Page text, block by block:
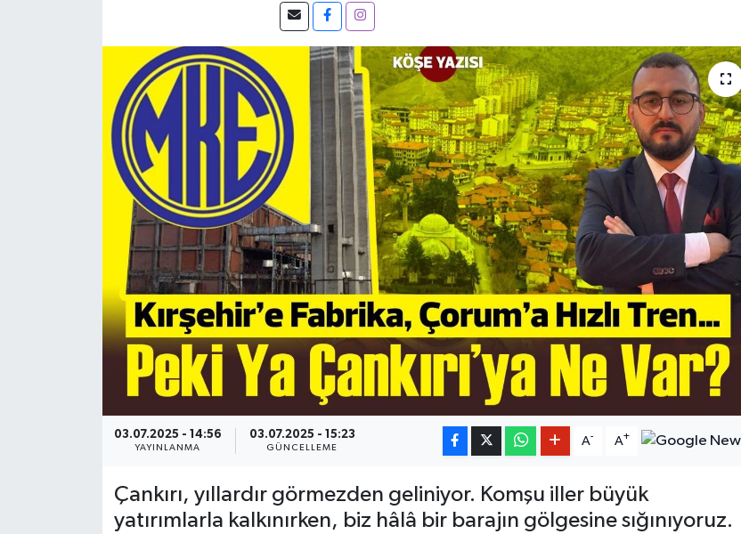
03.07.2025 - 14:56
YAYINLANMA
03.07.2025 - 15:23
GÜNCELLEME
A- A+
Çankırı, yıllardır görmezden geliniyor. Komşu iller büyük
yatırımlarla kalkınırken, biz hâlâ bir barajın gölgesine sığınıyoruz.
TEKNOLOJİ
VİZYONDAKİLER